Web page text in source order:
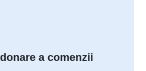
a comenzii